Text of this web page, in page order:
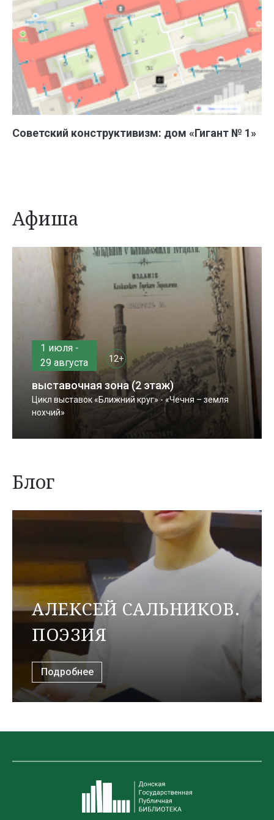
Советский конструктивизм: дом «Гигант № 1»
Афиша
1 июля -
29 августа
12+
выставочная зона (2 этаж)
Цикл выставок «Ближний круг» - «Чечня – земля
нохчий»
Блог
АЛЕКСЕЙ САЛЬНИКОВ.
ПОЭЗИЯ
Подробнее